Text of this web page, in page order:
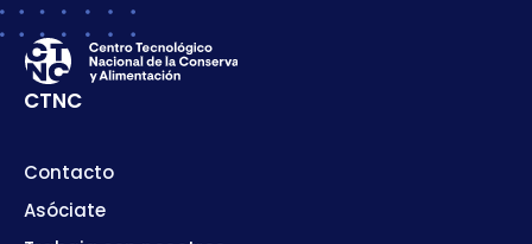
CTNC
Contacto
Asóciate